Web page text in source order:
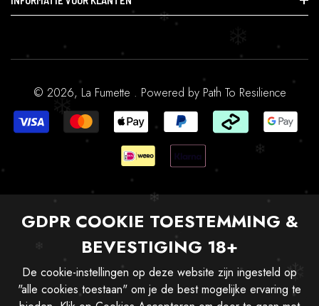
Accessoires & Benodigdheden
CBD & Gezondheid
Accessoires & Benodigdheden
Profiel
© 2026, La Fumette . Powered by Path To Resilience
GDPR COOKIE TOESTEMMING &
BEVESTIGING 18+
De cookie-instellingen op deze website zijn ingesteld op
"alle cookies toestaan" om je de best mogelijke ervaring te